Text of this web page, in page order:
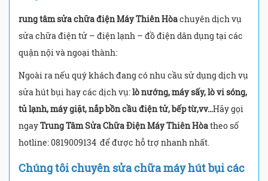
rung tâm sửa chữa điện Máy Thiên Hòachuyên dịch vụ
sửa chữa điện tử – điện lạnh – đồ điện dân dụng tại các
quận nội và ngoại thành:
Ngoài ra nếu quý khách đang có nhu cầu sử dụng dịch vụ
sửa hút bụi hay các dịch vụ:lò nướng, máy sấy, lò vi sóng,
tủ lạnh, máy giặt, nắp bồn cầu điện tử, bếp từ,vv…Hãy gọi
ngayTrung Tâm Sửa Chữa Điện Máy Thiên Hòatheo số
hotline: 0819009134 để được hỗ trợ nhanh nhất.
Chúng tôi chuyên sửa chữa máy hút bụi các